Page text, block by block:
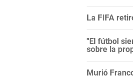
La FIFA
"El fútbol
sobre la
Murió